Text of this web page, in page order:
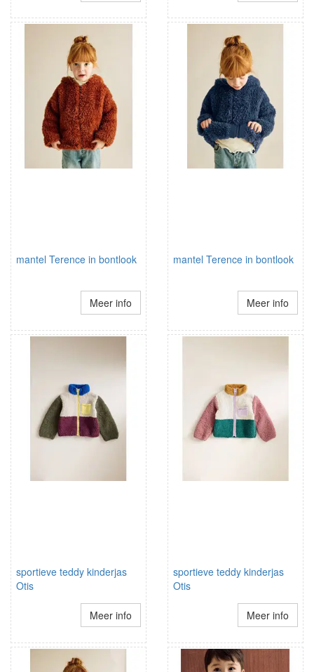
mantel Terence in bontlook
Meer info
mantel Terence in bontlook
Meer info
sportieve teddy kinderjas
Otis
Meer info
sportieve teddy kinderjas
Otis
Meer info